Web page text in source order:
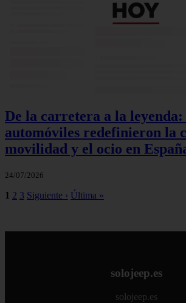
De la carretera a la leyenda:
automóviles redefinieron la
movilidad y el ocio en
24/07/2026
1 2 3 Siguiente › Última »
solojeep.es
solojeep.es